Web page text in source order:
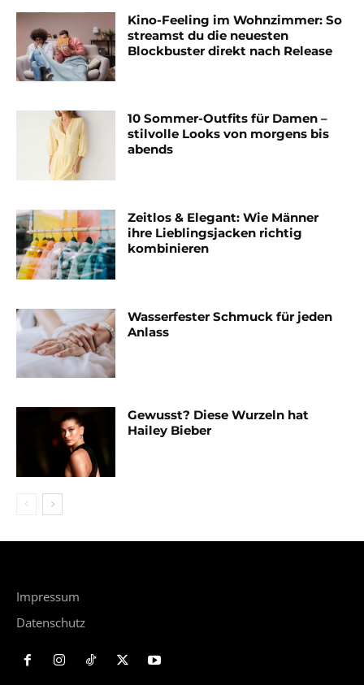
Kino-Feeling im Wohnzimmer: So
streamst du die neuesten
Blockbuster direkt nach Release
10 Sommer-Outfits für Damen –
stilvolle Looks von morgens bis
abends
Zeitlos & Elegant: Wie Männer
ihre Lieblingsjacken richtig
kombinieren
Wasserfester Schmuck für jeden
Anlass
Gewusst? Diese Wurzeln hat
Hailey Bieber
Impressum
Datenschutz